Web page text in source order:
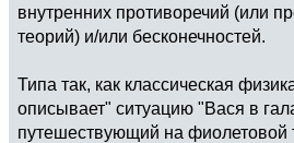
внутренних противоречий (или
теорий) и/или бесконечностей.
Типа так, как классическая
описывает" ситуацию "Вася в
путешествующий на фиолетовой